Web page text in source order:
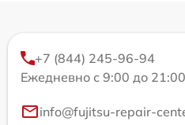
+7 (844) 245-96-94
Ежедневно с 9:00 до 21:00
info@fujitsu-repair-